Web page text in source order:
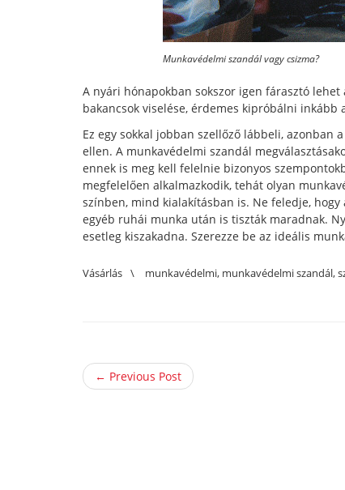
Munkavédelmi szandál vagy csizma?
A nyári hónapokban sokszor igen fárasztó
bakancsok viselése, érdemes kipróbálni inkább
Ez egy sokkal jobban szellőző lábbeli, azonban
ellen. A munkavédelmi szandál
ennek is meg kell felelnie bizonyos
megfelelően alkalmazkodik, tehát olyan
színben, mind kialakításban is. Ne feledje,
egyéb ruhái munka után is tiszták maradnak.
esetleg kiszakadna. Szerezze be az ideális
Vásárlás \ munkavédelmi, munkavédelmi szandál,
← Previous Post